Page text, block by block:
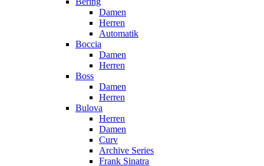
Damen
Herren
Automatik
Boccia
Damen
Herren
Boss
Damen
Herren
Bulova
Herren
Damen
Curv
Archive Series
Frank Sinatra